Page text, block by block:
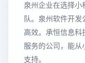
泉州企业在选择小
队。泉州软件开
高效。承恒信息
服务的公司，能
支持。